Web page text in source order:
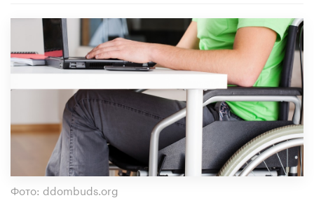
Фото: ddombuds.org